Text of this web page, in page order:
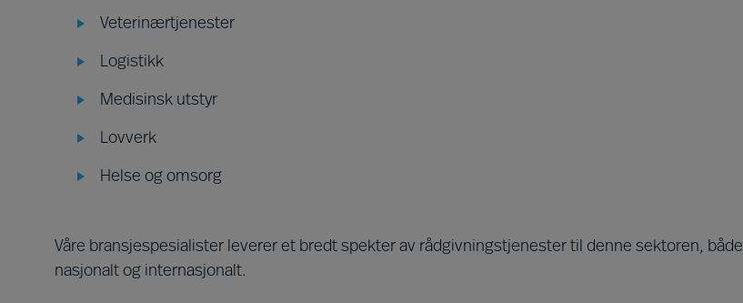
Veterinærtjenester
Logistikk
Medisinsk utstyr
Lovverk
Helse og omsorg
Våre bransjespesialister leverer et bredt spekter av rådgivningstjenester til denne sektoren, både
nasjonalt og internasjonalt.